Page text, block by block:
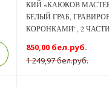
КИЙ «КАЮКОВ
БЕЛЫЙ ГРАБ,
КОРОНКАМИ", 2 ЧАСТИ
1 249,97 бел.руб.
850,00 бел.руб.